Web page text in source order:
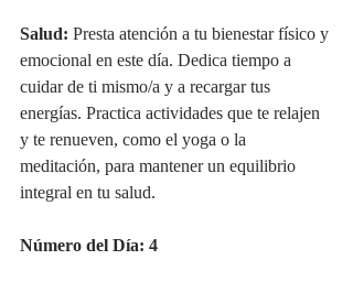
Salud: Presta atención a tu bienestar físico y
emocional en este día. Dedica tiempo a
cuidar de ti mismo/a y a recargar tus
energías. Practica actividades que te relajen
y te renueven, como el yoga o la
meditación, para mantener un equilibrio
integral en tu salud.
Número del Día: 4